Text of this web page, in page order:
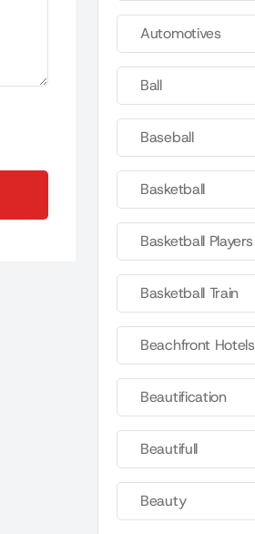
Automotives
Ball
Baseball
Basketball
Basketball Players
Basketball Train
Beachfront Hotels
Beautification
Beautifull
Beauty